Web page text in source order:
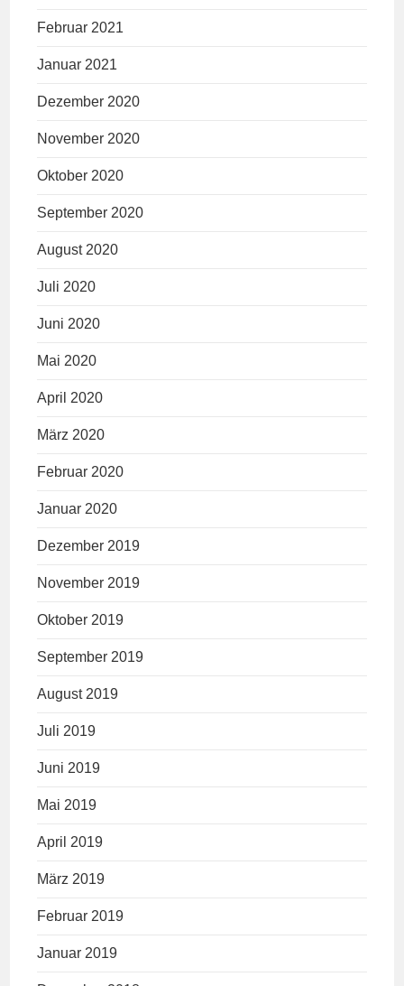
Februar 2021
Januar 2021
Dezember 2020
November 2020
Oktober 2020
September 2020
August 2020
Juli 2020
Juni 2020
Mai 2020
April 2020
März 2020
Februar 2020
Januar 2020
Dezember 2019
November 2019
Oktober 2019
September 2019
August 2019
Juli 2019
Juni 2019
Mai 2019
April 2019
März 2019
Februar 2019
Januar 2019